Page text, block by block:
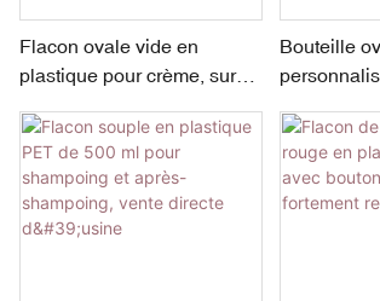
Flacon ovale vide en
plastique pour crème, sur
60 ml, avec couvercle en
métal
Bouteille
pour les
la peau